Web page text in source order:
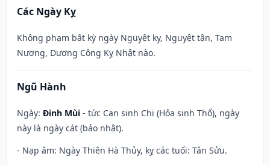
Các Ngày Kỵ
Không phạm bất kỳ ngày Nguyệt kỵ, Nguyệt tận, Tam
Nương, Dương Công Kỵ Nhật nào.
Ngũ Hành
Ngày: Đinh Mùi - tức Can sinh Chi (Hỏa sinh Thổ), ngày
này là ngày cát (bảo nhật).
- Nạp âm: Ngày Thiên Hà Thủy, kỵ các tuổi: Tân Sửu.